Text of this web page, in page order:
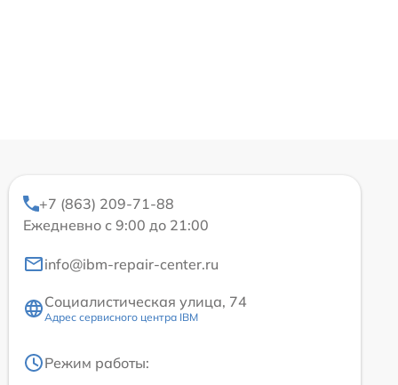
+7 (863) 209-71-88
Ежедневно с 9:00 до 21:00
info@ibm-repair-center.ru
Социалистическая улица, 74
Адрес сервисного центра IBM
Режим работы: